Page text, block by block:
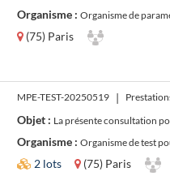
Organisme : Organisme de
(75) Paris
MPE-TEST-20250519 |
Objet : La présente consultation porte sur la réalisation de
Organisme : Organisme de test
2 lots (75) Paris